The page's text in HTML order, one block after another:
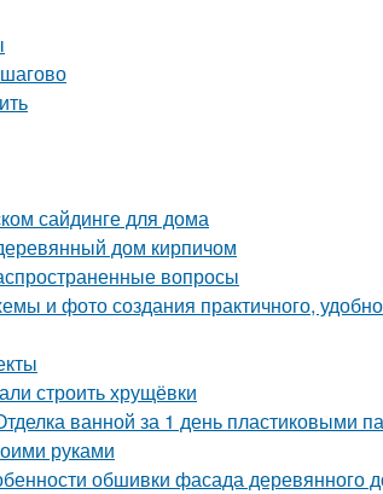
сайдинге для дома
дом кирпичом
вопросы
и фото создания практичного,
строить хрущёвки
ванной за 1 день пластиковыми
руками
обшивки фасада деревянного